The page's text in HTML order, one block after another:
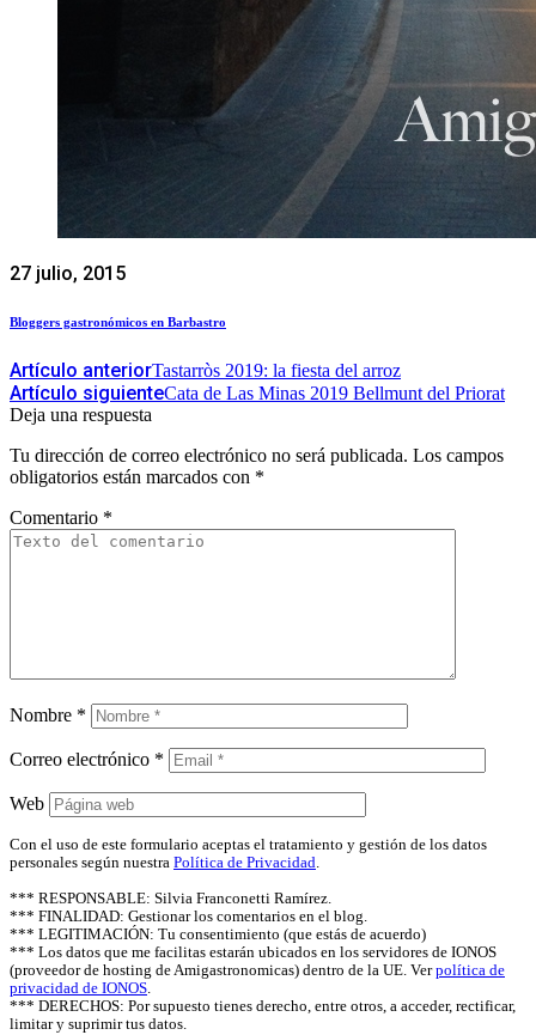
27 julio, 2015
Bloggers gastronómicos en Barbastro
Artículo anteriorTastarròs 2019: la fiesta del arroz
Artículo siguienteCata de Las Minas 2019 Bellmunt del Priorat
Deja una respuesta
Tu dirección de correo electrónico no será publicada. Los campos
obligatorios están marcados con *
Comentario *
Nombre *
Correo electrónico *
Web
Con el uso de este formulario aceptas el tratamiento y gestión de los datos
personales según nuestra Política de Privacidad.
*** RESPONSABLE: Silvia Franconetti Ramírez.
*** FINALIDAD: Gestionar los comentarios en el blog.
*** LEGITIMACIÓN: Tu consentimiento (que estás de acuerdo)
*** Los datos que me facilitas estarán ubicados en los servidores de IONOS
(proveedor de hosting de Amigastronomicas) dentro de la UE. Verpolítica de
privacidad de IONOS.
*** DERECHOS: Por supuesto tienes derecho, entre otros, a acceder, rectificar,
limitar y suprimir tus datos.